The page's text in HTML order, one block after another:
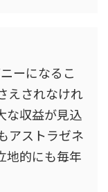
ーになるこ
えされなけれ
な収益が見込
アストラゼネ
地的にも毎年